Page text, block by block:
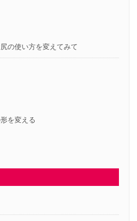
の使い方を変えてみて
を変える